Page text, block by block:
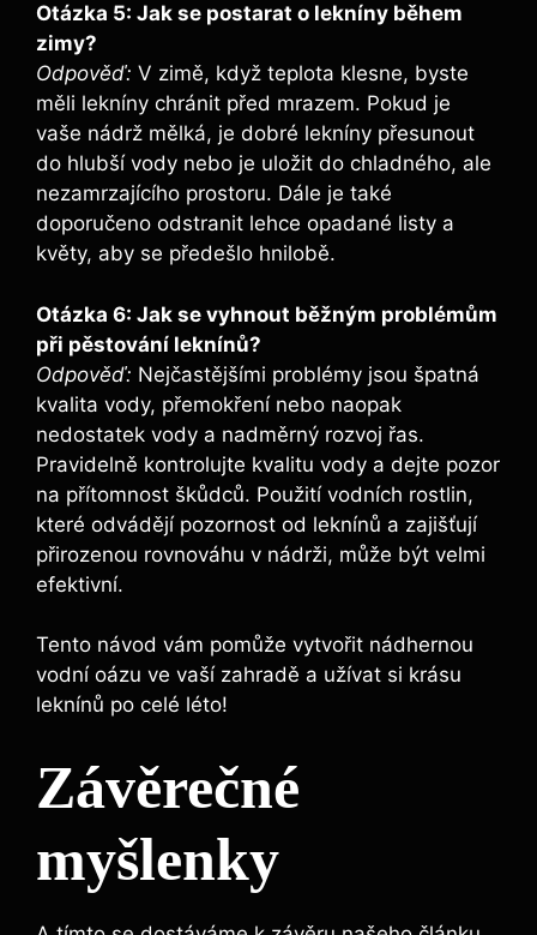
Otázka 5: Jak se postarat o lekníny během
zimy?
Odpověď: V zimě, když teplota klesne, byste
měli lekníny chránit před mrazem. Pokud je
vaše nádrž mělká, je dobré lekníny přesunout
do hlubší vody nebo je uložit do chladného, ale
nezamrzajícího prostoru. Dále je také
doporučeno odstranit lehce opadané listy a
květy, aby se předešlo hnilobě.
Otázka 6: Jak se vyhnout běžným problémům
při pěstování leknínů?
Odpověď: Nejčastějšími problémy jsou špatná
kvalita vody, přemokření nebo naopak
nedostatek vody a nadměrný rozvoj řas.
Pravidelně kontrolujte kvalitu vody a dejte pozor
na přítomnost škůdců. Použití vodních rostlin,
které odvádějí pozornost od leknínů a zajišťují
přirozenou rovnováhu v nádrži, může být velmi
efektivní.
Tento návod vám pomůže vytvořit nádhernou
vodní oázu ve vaší zahradě a užívat si krásu
leknínů po celé léto!
Závěrečné
myšlenky